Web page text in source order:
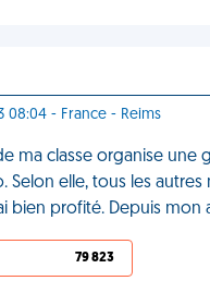
08:04 - France - Reims
ma classe organise une
Selon elle, tous les
bien profité. Depuis mon
79 823